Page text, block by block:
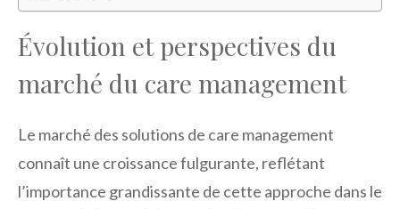
Évolution et perspectives du
marché du care management
Le marché des solutions de care management
connaît une croissance fulgurante, reflétant
l’importance grandissante de cette approche dans le